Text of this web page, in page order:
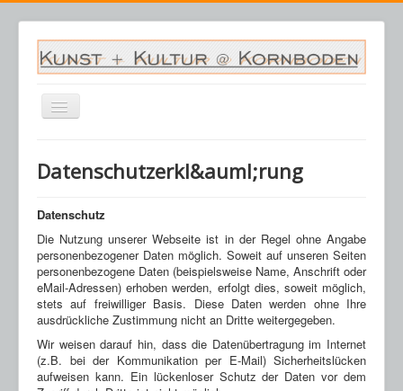
Navigation
an/aus
Veranstaltungen
Archiv
Saalplan
Kornboden
Kontakt
Datenschutzerkl&auml;rung
Datenschutz
Die Nutzung unserer Webseite ist in der Regel ohne Angabe
personenbezogener Daten möglich. Soweit auf unseren Seiten
personenbezogene Daten (beispielsweise Name, Anschrift oder
eMail-Adressen) erhoben werden, erfolgt dies, soweit möglich,
stets auf freiwilliger Basis. Diese Daten werden ohne Ihre
ausdrückliche Zustimmung nicht an Dritte weitergegeben.
Wir weisen darauf hin, dass die Datenübertragung im Internet
(z.B. bei der Kommunikation per E-Mail) Sicherheitslücken
aufweisen kann. Ein lückenloser Schutz der Daten vor dem